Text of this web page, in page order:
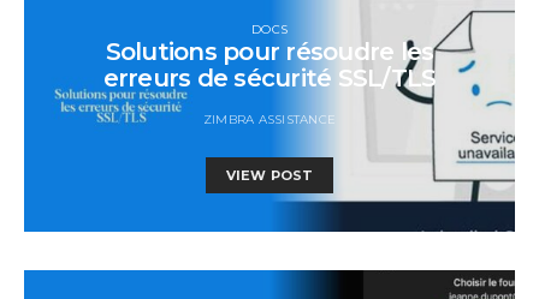
DOCS
Solutions pour résoudre les
erreurs de sécurité SSL/TLS
ZIMBRA ASSISTANCE
VIEW POST